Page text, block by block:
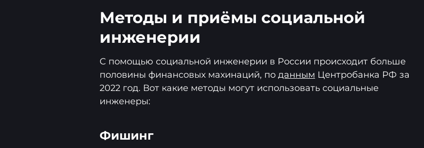
Методы и приёмы социальной
инженерии
C помощью социальной инженерии в России происходит больше
половины финансовых махинаций, по данным Центробанка РФ за
2022 год. Вот какие методы могут использовать социальные
инженеры:
Фишинг